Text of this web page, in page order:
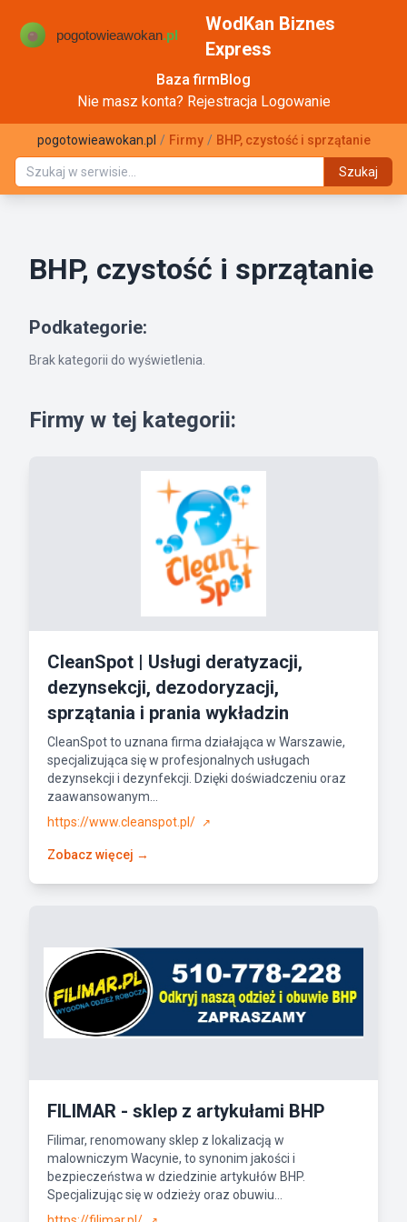
WodKan Biznes
Express
Baza firmBlog
Nie masz konta? Rejestracja Logowanie
pogotowieawokan.pl / Firmy / BHP, czystość i sprzątanie
Szukaj
BHP, czystość i sprzątanie
Podkategorie:
Brak kategorii do wyświetlenia.
Firmy w tej kategorii:
CleanSpot | Usługi deratyzacji,
dezynsekcji, dezodoryzacji,
sprzątania i prania wykładzin
CleanSpot to uznana firma działająca w Warszawie,
specjalizująca się w profesjonalnych usługach
dezynsekcji i dezynfekcji. Dzięki doświadczeniu oraz
zaawansowanym...
https://www.cleanspot.pl/
↗
Zobacz więcej →
FILIMAR - sklep z artykułami BHP
Filimar, renomowany sklep z lokalizacją w
malowniczym Wacynie, to synonim jakości i
bezpieczeństwa w dziedzinie artykułów BHP.
Specjalizując się w odzieży oraz obuwiu...